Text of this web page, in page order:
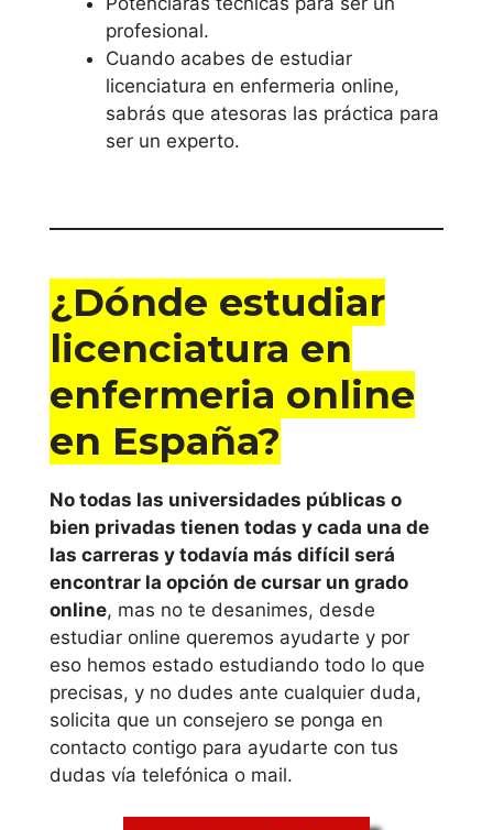
profesional.
Cuando acabes de estudiar
licenciatura en enfermeria online,
sabrás que atesoras las práctica para
ser un experto.
¿Dónde estudiar
licenciatura en
enfermeria online
en España?
No todas las universidades públicas o
bien privadas tienen todas y cada una de
las carreras y todavía más difícil será
encontrar la opción de cursar un grado
online, mas no te desanimes, desde
estudiar online queremos ayudarte y por
eso hemos estado estudiando todo lo que
precisas, y no dudes ante cualquier duda,
solicita que un consejero se ponga en
contacto contigo para ayudarte con tus
dudas vía telefónica o mail.